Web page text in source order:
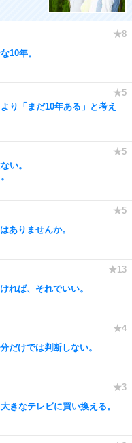
10年。
り「まだ10年ある」と考え
い。
ありませんか。
れば、それでいい。
だけでは判断しない。
きなテレビに買い換える。